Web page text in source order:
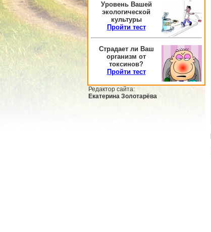
Уровень Вашей
экологической
культуры
Пройти тест
Страдает ли Ваш
организм от
токсинов?
Пройти тест
Редактор сайта:
Екатерина Золотарёва